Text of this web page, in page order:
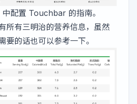
配置 Touchbar 的指南。
所有三明治的营养信息，虽然
要的话也可以参考一下。